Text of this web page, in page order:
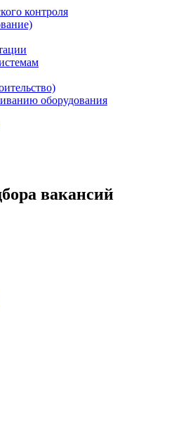
контроля
оборудования
вакансий